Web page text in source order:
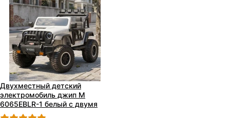
Двухместный детский
электромобиль джип M
6065EBLR-1 белый с двумя
моторами по 200W